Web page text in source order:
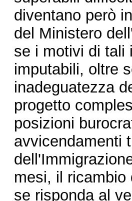
diventano però
del Ministero
se i motivi di tali
imputabili, oltre
inadeguatezza
progetto
posizioni
avvicendamenti
mesi, il
se risponda al